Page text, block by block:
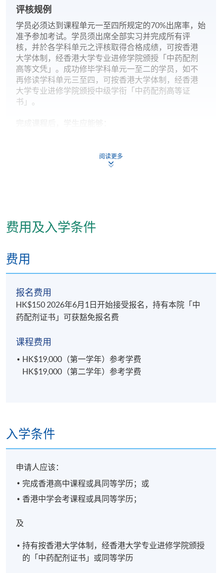
评核规例
学员必须达到课程单元一至四所规定的70%出席率，始
准予参加考试。学员须出席全部实习并完成所有评
核，并於各学科单元之评核取得合格成绩，可按香港
大学体制，经香港大学专业进修学院颁授「中药配剂
高等文凭」。成功修毕学科单元一至二的学员，如不
再修读学科单元三至四，可按香港大学体制，经香港
大学专业进修学院颁授中级学衔「中药配剂高等证
书」。
比较常用方剂的组方和功效，分辨常用中药商品优良
度鉴别要点，解释中药在免疫性疾病的防治中的应用
分辨常用中药的鉴定方法及详述香港中药习用品，执
报名代码 2445-CM095A
现时接受报名
逢周日，1至2節課，上午 10 時至下午 1 時及 / 或下
午 2 時 30 分至 5 時 30 分
本院教学中心
阅读更多
费用及入学条件
费用
报名费用
HK$150 2026年6月1日开始接受报名，持有本院「中
药配剂证书」可获豁免报名费
课程费用
HK$19,000（第一学年）参考学费
HK$19,000（第二学年）参考学费
入学条件
申请人应该：
完成香港高中课程或具同等学历；或
香港中学会考课程或具同等学历；
及
持有按香港大学体制，经香港大学专业进修学院颁授
的「中药配剂证书」或同等学历